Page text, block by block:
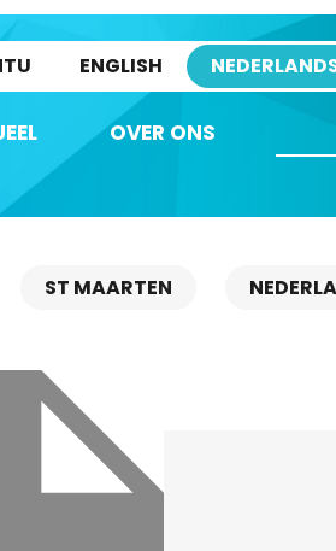
ENGLISH
OVER ONS
ST MAARTEN